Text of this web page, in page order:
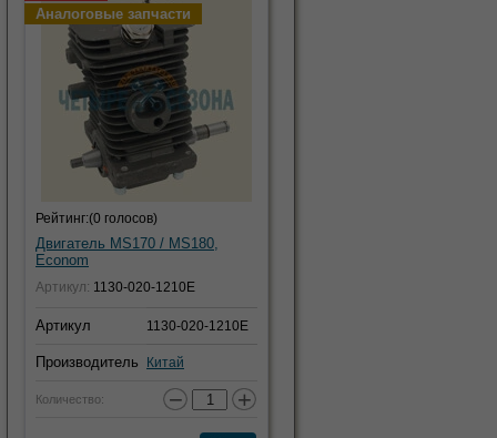
Аналоговые запчасти
Рейтинг:(0 голосов)
Двигатель MS170 / MS180,
Econom
Артикул: 1130-020-1210E
Артикул 1130-020-1210E
Производитель Китай
Количество: − +